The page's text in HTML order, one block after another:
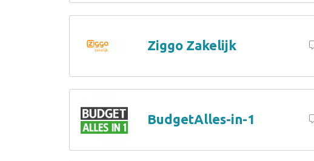
Ziggo Zakelijk
BudgetAlles-in-1